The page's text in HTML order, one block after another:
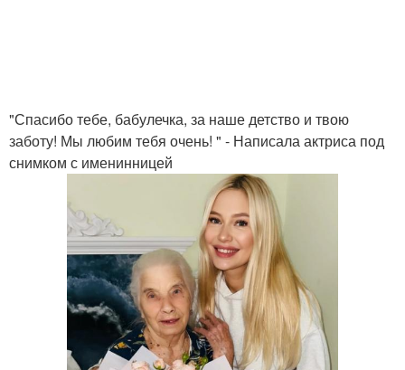
"Спасибо тебе, бабулечка, за наше детство и твою
заботу! Мы любим тебя очень! " - Написала актриса под
снимком с именинницей